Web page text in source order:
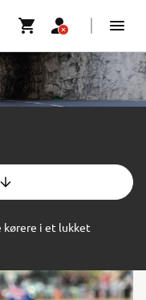
i et lukket